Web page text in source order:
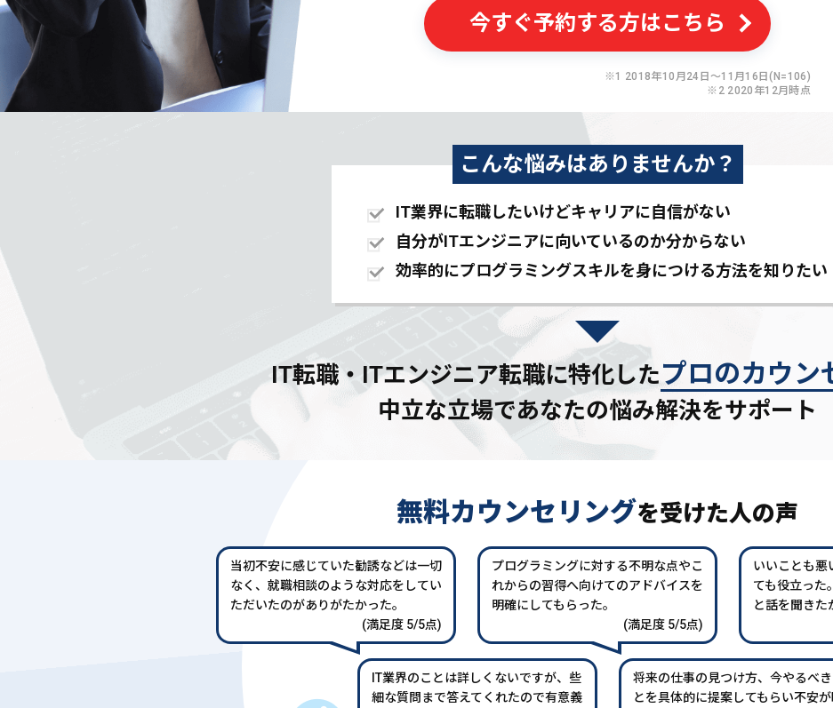
今すぐ予約する方はこちら
※1 2018年10月24日〜11月16日(N=106)
※2 2020年12月時点
こんな悩みはありませんか？
IT業界に転職したいけどキャリアに自信がない
自分がITエンジニアに向いているのか分からない
効率的にプログラミングスキルを身につける方法を知りたい
IT転職・ITエンジニア転職に特化したプロのカウン
中立な立場であなたの悩み解決をサポート
無料カウンセリングを受けた人の声
当初不安に感じていた勧誘などは一切
なく、就職相談のような対応をしてい
ただいたのがありがたかった。
(満足度 5/5点)
プログラミングに対する不明な点やこ
れからの習得へ向けてのアドバイスを
明確にしてもらった。
(満足度 5/5点)
いいことも悪
ても役立った
と話を聞きた
IT業界のことは詳しくないですが、些
細な質問まで答えてくれたので有意義
将来の仕事の見つけ方、今やるべき
とを具体的に提案してもらい不安